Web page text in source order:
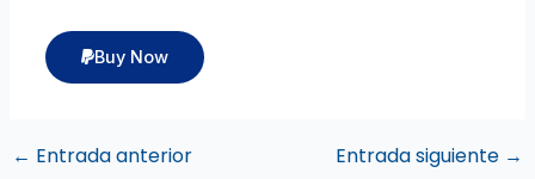
Buy Now
← Entrada anterior Entrada siguiente →